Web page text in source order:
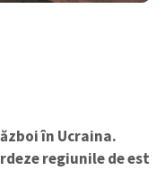
în Ucraina.
regiunile de est